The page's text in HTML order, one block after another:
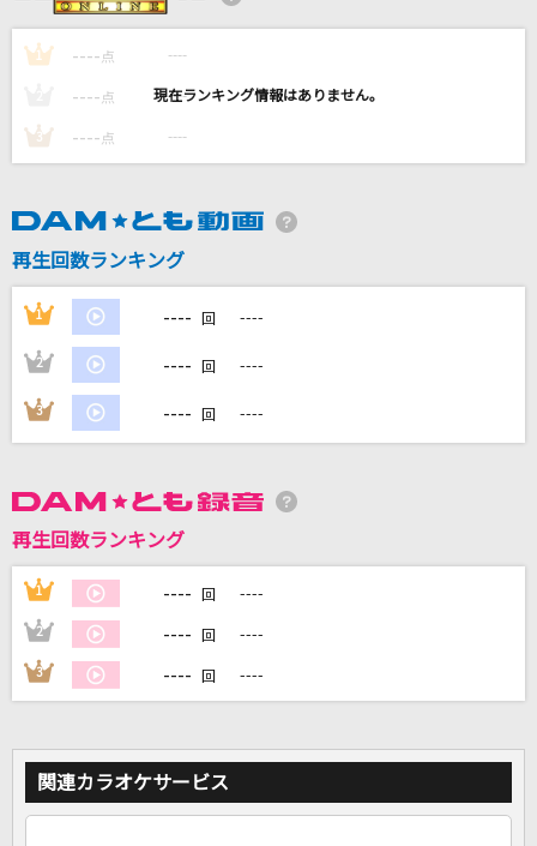
鎌倉STYLE (「逃げ上手の若君」アニメバージョ
ン)
カラオケ最新情報をチェック！
カラオケをもっと楽しもう！
自宅でカラオケ歌い放題！
家族や友達と一緒に！練習にも！
1 ---- 点 ----
---- 点 ----
3 ---- 点 ----
再生回数ランキング
1 ---- 回 ----
2 ---- 回 ----
3 ---- 回 ----
再生回数ランキング
1 ---- 回 ----
2 ---- 回 ----
3 ---- 回 ----
関連カラオケサービス